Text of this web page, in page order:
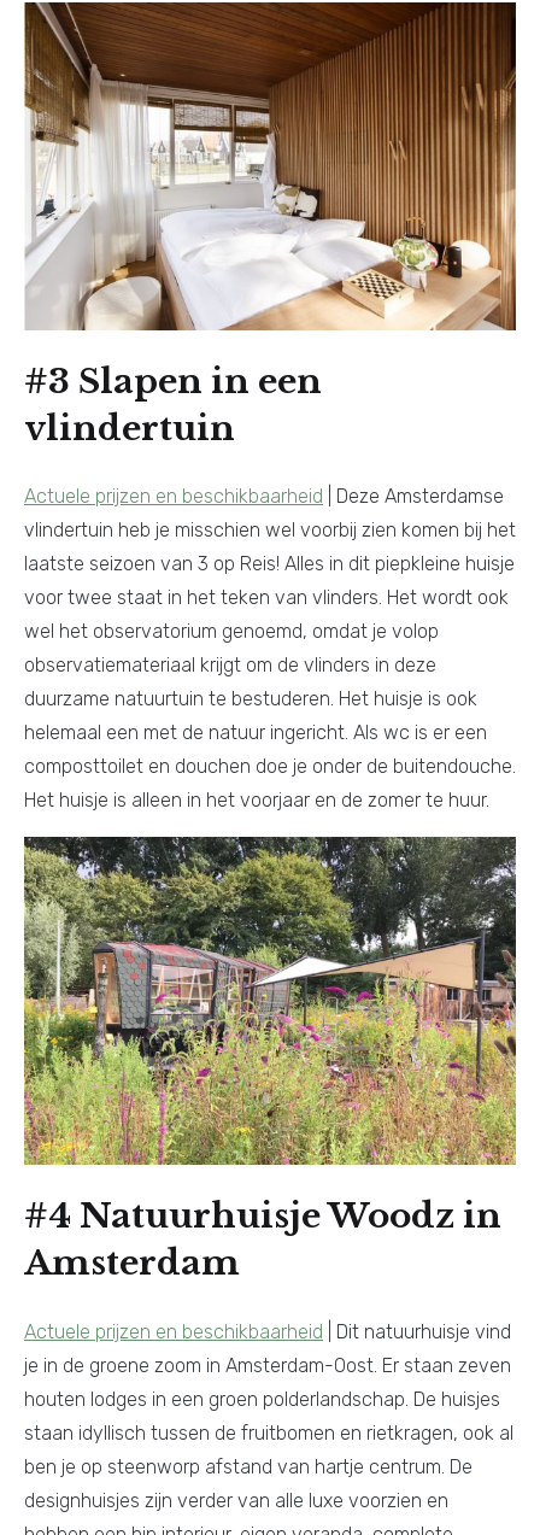
#3 Slapen in een
vlindertuin
Actuele prijzen en beschikbaarheid | Deze Amsterdamse
vlindertuin heb je misschien wel voorbij zien komen bij het
laatste seizoen van 3 op Reis! Alles in dit piepkleine huisje
voor twee staat in het teken van vlinders. Het wordt ook
wel het observatorium genoemd, omdat je volop
observatiemateriaal krijgt om de vlinders in deze
duurzame natuurtuin te bestuderen. Het huisje is ook
helemaal een met de natuur ingericht. Als wc is er een
composttoilet en douchen doe je onder de buitendouche.
Het huisje is alleen in het voorjaar en de zomer te huur.
#4 Natuurhuisje Woodz in
Amsterdam
Actuele prijzen en beschikbaarheid | Dit natuurhuisje vind
je in de groene zoom in Amsterdam-Oost. Er staan zeven
houten lodges in een groen polderlandschap. De huisjes
staan idyllisch tussen de fruitbomen en rietkragen, ook al
ben je op steenworp afstand van hartje centrum. De
designhuisjes zijn verder van alle luxe voorzien en